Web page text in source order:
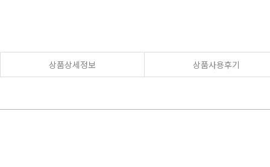
상품상세정보 상품사용후기